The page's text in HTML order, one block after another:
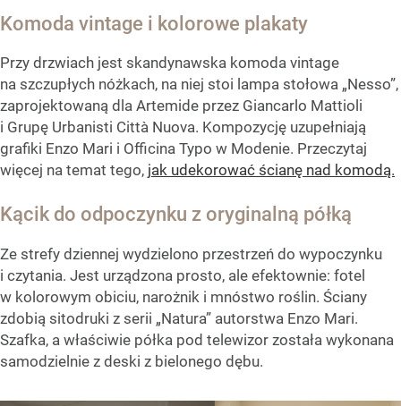
Komoda vintage i kolorowe plakaty
Przy drzwiach jest skandynawska komoda vintage
na szczupłych nóżkach, na niej stoi lampa stołowa „Nesso”,
zaprojektowaną dla Artemide przez Giancarlo Mattioli
i Grupę Urbanisti Città Nuova. Kompozycję uzupełniają
grafiki Enzo Mari i Officina Typo w Modenie. Przeczytaj
więcej na temat tego, jak udekorować ścianę nad komodą.
Kącik do odpoczynku z oryginalną półką
Ze strefy dziennej wydzielono przestrzeń do wypoczynku
i czytania. Jest urządzona prosto, ale efektownie: fotel
w kolorowym obiciu, narożnik i mnóstwo roślin. Ściany
zdobią sitodruki z serii „Natura” autorstwa Enzo Mari.
Szafka, a właściwie półka pod telewizor została wykonana
samodzielnie z deski z bielonego dębu.